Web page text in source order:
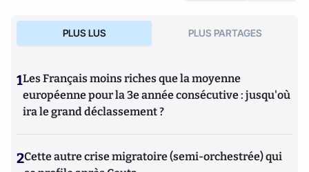
PLUS LUS PLUS PARTAGES
1Les Français moins riches que la moyenne
européenne pour la 3e année consécutive : jusqu'où
ira le grand déclassement ?
2Cette autre crise migratoire (semi-orchestrée) qui